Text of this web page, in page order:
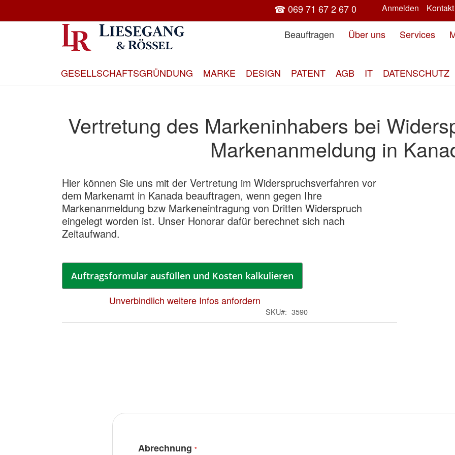
zum
Inhalt
Anmelden Kontakt
☎ 069 71 67 2 67 0
Beauftragen
Über uns Services
GESELLSCHAFTSGRÜNDUNG MARKE DESIGN PATENT AGB IT DATENSCHUTZ
Vertretung des Markeninhabers bei
Markenanmeldung in
Hier können Sie uns mit der Vertretung im Widerspruchsverfahren vor
dem Markenamt in Kanada beauftragen, wenn gegen Ihre
Markenanmeldung bzw Markeneintragung von Dritten Widerspruch
eingelegt worden ist. Unser Honorar dafür berechnet sich nach
Zeitaufwand.
Auftragsformular ausfüllen und Kosten kalkulieren
Unverbindlich weitere Infos anfordern
SKU 3590
Abrechnung